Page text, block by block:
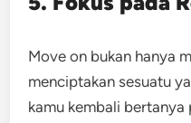
Move on bukan hanya
menciptakan sesuatu
kamu kembali bertanya